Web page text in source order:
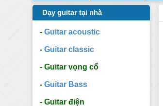
Dạy guitar tại nhà
-Guitar acoustic
-Guitar classic
- Guitar vọng cổ
-Guitar Bass
- Guitar điện